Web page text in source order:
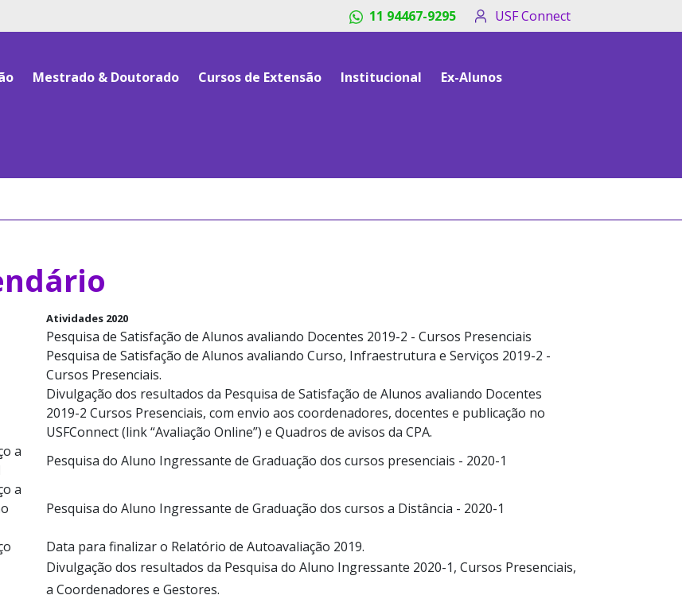
11 94467-9295 USF Connect
Mestrado & Doutorado Cursos de Extensão Institucional Ex-Alunos
Atividades 2020
Pesquisa de Satisfação de Alunos avaliando Docentes 2019-2 - Cursos Presenciais
Pesquisa de Satisfação de Alunos avaliando Curso, Infraestrutura e Serviços 2019-2 -
Cursos Presenciais.
Divulgação dos resultados da Pesquisa de Satisfação de Alunos avaliando Docentes
2019-2 Cursos Presenciais, com envio aos coordenadores, docentes e publicação no
USFConnect (link “Avaliação Online”) e Quadros de avisos da CPA.
a
Pesquisa do Aluno Ingressante de Graduação dos cursos presenciais - 2020-1
a
Pesquisa do Aluno Ingressante de Graduação dos cursos a Distância - 2020-1
Data para finalizar o Relatório de Autoavaliação 2019.
Divulgação dos resultados da Pesquisa do Aluno Ingressante 2020-1, Cursos Presenciais,
a Coordenadores e Gestores.